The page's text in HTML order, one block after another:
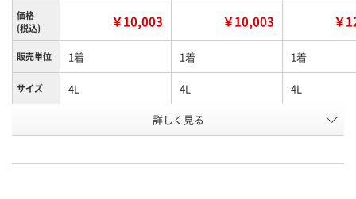
価格
(税込)
￥10,003 ￥10,003 ￥
販売単位 1着 1着 1着
サイズ 4L 4L 4L
グリーン ネービー
号
詳しく見る